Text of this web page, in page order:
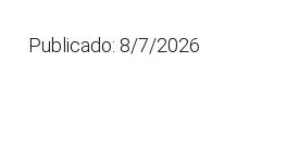
Publicado: 8/7/2026